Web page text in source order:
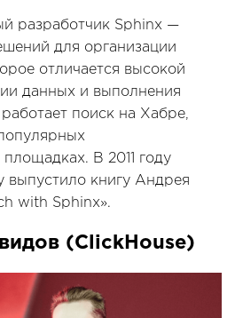
разработчик Sphinx —
для организации
отличается высокой
данных и выполнения
поиск на Хабре,
В 2011 году
выпустило книгу Андрея
with Sphinx».
(ClickHouse)